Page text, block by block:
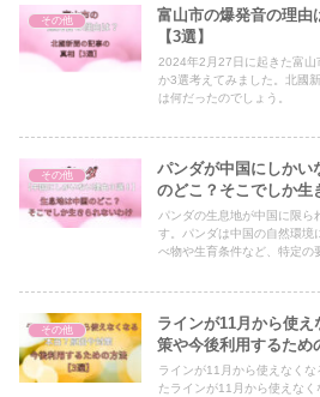
その他
富山市の爆発音の理由
【3選】
2024年2月27日に起きた富山
か3選考えてみました。北國
は何だったのでしょう。
その他
パンダが中国にしかい
のどこ？そこでしか生
パンダの生息地が中国に限ら
す。パンダは中国の自然環境
べ物や生育条件など、特定の
その他
ラインが11月から使
策や今後利用するため
ラインが11月から使えなく
たラインが11月から使えな